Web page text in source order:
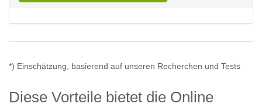
*) Einschätzung, basierend auf unseren Recherchen und Tests
Diese Vorteile bietet die Online